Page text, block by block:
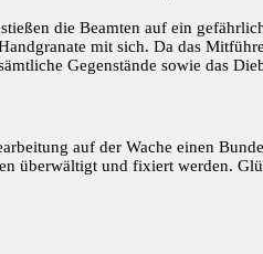
die Beamten auf ein
mit sich. Da das
Gegenstände sowie das
auf der Wache einen
überwältigt und fixiert werden.